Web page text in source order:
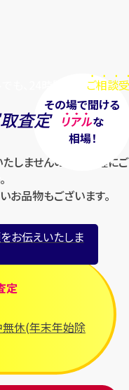
ご相談
その場で聞ける
リアルな
相場！
査定
しませんのでお気軽にご
お品物もございます。
お伝えいたしま
定
無休(年末年始除